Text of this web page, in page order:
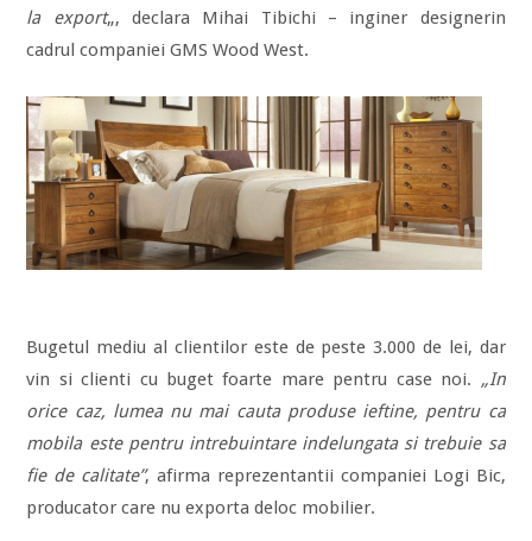
la export„, declara Mihai Tibichi – inginer designerin
cadrul companiei GMS Wood West.
Bugetul mediu al clientilor este de peste 3.000 de lei, dar
vin si clienti cu buget foarte mare pentru case noi. „In
orice caz, lumea nu mai cauta produse ieftine, pentru ca
mobila este pentru intrebuintare indelungata si trebuie sa
fie de calitate”, afirma reprezentantii companiei Logi Bic,
producator care nu exporta deloc mobilier.